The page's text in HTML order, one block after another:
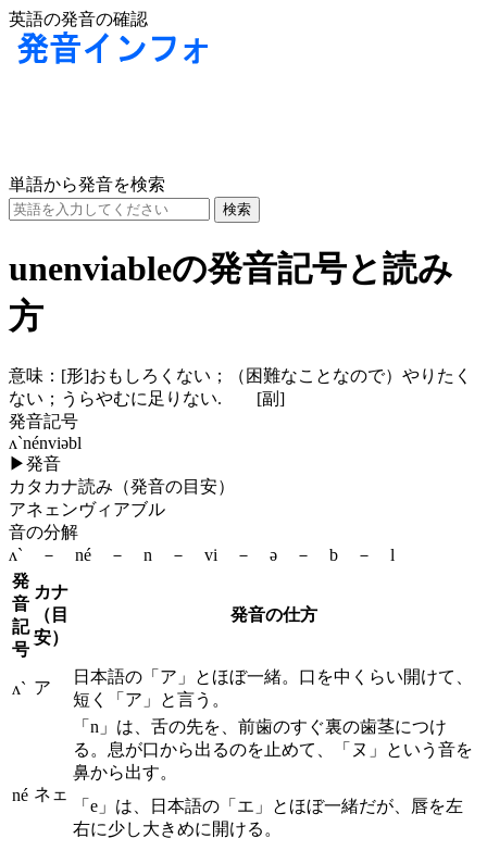
英語の発音の確認
単語から発音を検索
unenviableの発音記号と読み
方
意味： [形]おもしろくない；（困難なことなので）やりたく
ない；うらやむに足りない. [副]
発音記号
ʌ`nénviəbl
▶発音
カタカナ読み（発音の目安）
アネェンヴィアブル
音の分解
ʌ` － né － n － vi － ə － b － l
発
音
記
号
カナ
（目
安）
発音の仕方
ʌ` ア
日本語の「ア」とほぼ一緒。口を中くらい開けて、
短く「ア」と言う。
né ネェ
「n」は、舌の先を、前歯のすぐ裏の歯茎につけ
る。息が口から出るのを止めて、「ヌ」という音を
鼻から出す。
「e」は、日本語の「エ」とほぼ一緒だが、唇を左
右に少し大きめに開ける。